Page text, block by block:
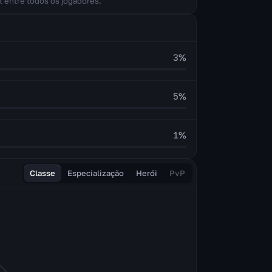
3%
5%
1%
Classe Especialização Herói PvP